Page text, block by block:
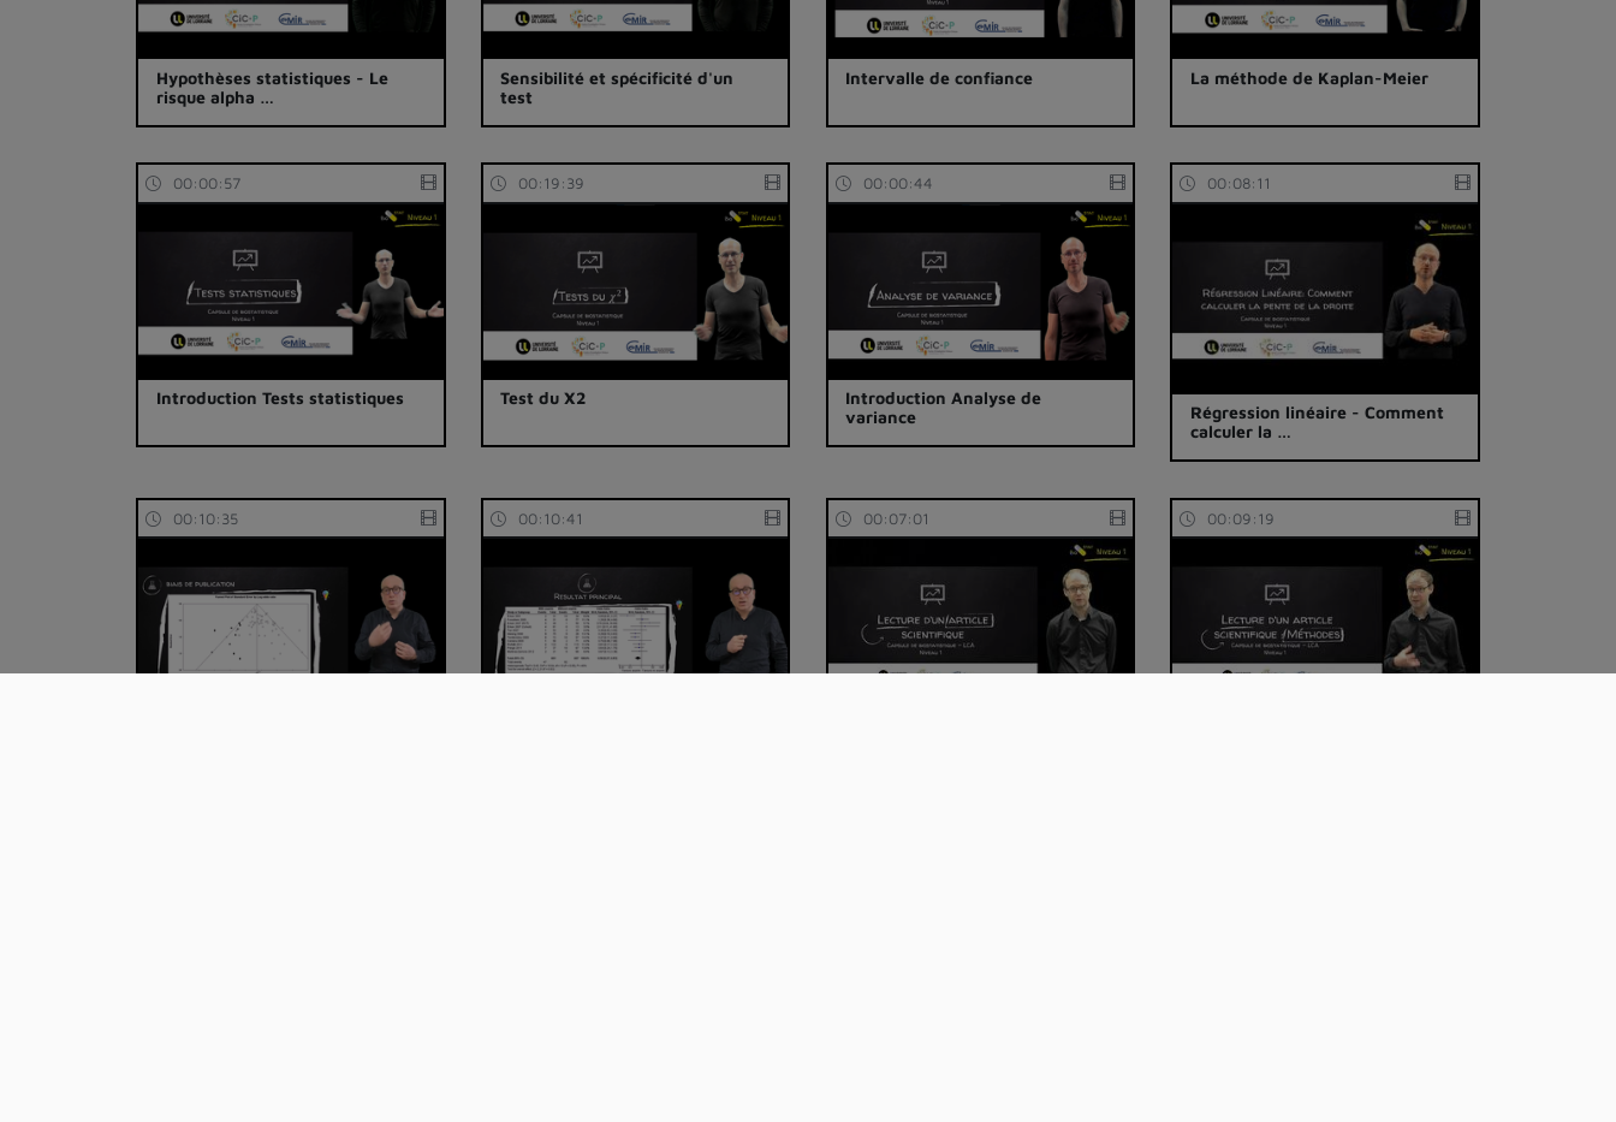
Hypothèses statistiques - Le
risque alpha …
Sensibilité et spécificité d'un
test
Intervalle de confiance La méthode de Kaplan-Meier
00:00:57
Introduction Tests statistiques
00:19:39
Test du X2
00:00:44
Introduction Analyse de
variance
00:08:11
Régression linéaire - Comment
calculer la …
00:10:35 00:10:41 00:07:01 00:09:19